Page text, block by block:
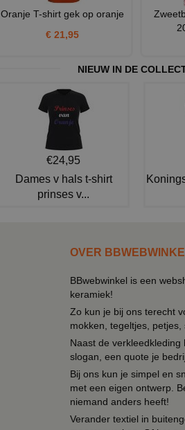
Oranje T-shirt gek op oranje
€ 21,95
NIEUW IN DE
€24,95
Dames v hals t-shirt
prinses v...
OVER
BBwebwinkel is een
keramiek!
Zo kun je bij ons terecht
mokken, tegeltjes, petjes,
Naast de
slogan, een quote je
Bij ons kun je simpel en
met een eigen ontwerp.
niemand anders heeft!
Verander textiel in